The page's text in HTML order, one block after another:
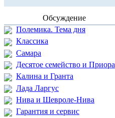
Обсуждение
Полемика. Тема дня
Классика
Самара
Десятое семейство и Приора
Калина и Гранта
Лада Ларгус
Нива и Шевроле-Нива
Гарантия и сервис